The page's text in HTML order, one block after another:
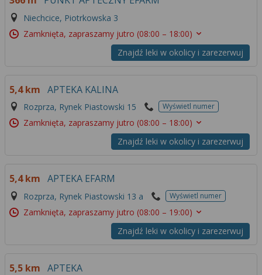
Niechcice, Piotrkowska 3
Zamknięta, zapraszamy jutro (08:00 – 18:00)
Znajdź leki w okolicy i zarezerwuj
5,4 km APTEKA KALINA
Rozprza, Rynek Piastowski 15 Wyświetl numer
Zamknięta, zapraszamy jutro (08:00 – 18:00)
Znajdź leki w okolicy i zarezerwuj
5,4 km APTEKA EFARM
Rozprza, Rynek Piastowski 13 a Wyświetl numer
Zamknięta, zapraszamy jutro (08:00 – 19:00)
Znajdź leki w okolicy i zarezerwuj
5,5 km APTEKA
Więcej informacji na temat wykorzystywania
narzędzi zewnętrznych w naszym serwisie
znajdziesz wRegulaminie Serwisu.